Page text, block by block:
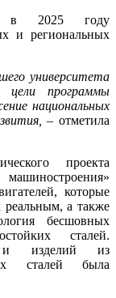
в 2025 году
и региональных
университета
цели программы
национальных
– отметила
проекта
которые
а также
бесшовных
сталей.
и изделий из
сталей была